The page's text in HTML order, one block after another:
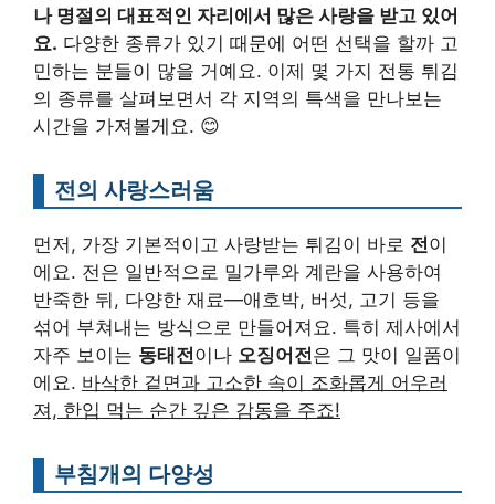
나 명절의 대표적인 자리에서 많은 사랑을 받고 있어
요. 다양한 종류가 있기 때문에 어떤 선택을 할까 고
민하는 분들이 많을 거예요. 이제 몇 가지 전통 튀김
의 종류를 살펴보면서 각 지역의 특색을 만나보는
시간을 가져볼게요. 😊
전의 사랑스러움
먼저, 가장 기본적이고 사랑받는 튀김이 바로 전이
에요. 전은 일반적으로 밀가루와 계란을 사용하여
반죽한 뒤, 다양한 재료—애호박, 버섯, 고기 등을
섞어 부쳐내는 방식으로 만들어져요. 특히 제사에서
자주 보이는 동태전이나 오징어전은 그 맛이 일품이
에요. 바삭한 겉면과 고소한 속이 조화롭게 어우러
져, 한입 먹는 순간 깊은 감동을 주죠!
부침개의 다양성